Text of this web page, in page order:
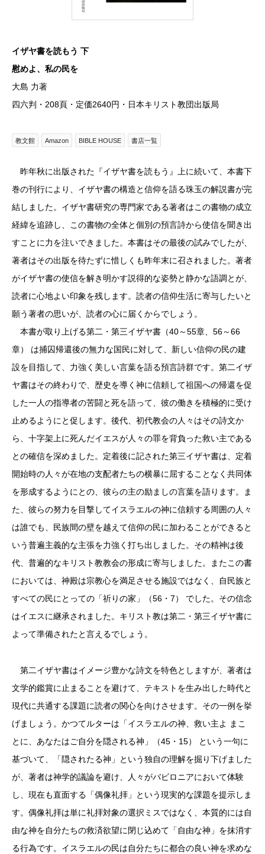
イザヤ書を読もう 下
慰めよ、私の民を
大島 力著
四六判・208頁・定価2640円・日本キリスト教団出版局
教文館 Amazon BIBLE HOUSE 書店一覧
昨年秋に出版された『イザヤ書を読もう』上に続いて、本書下
巻の刊行により、イザヤ書の構造と信仰を語る珠玉の解説書が完
結しました。イザヤ書研究の専門家である著者はこの書物の成立
経緯を追跡し、この書物の全体と個別の預言詩から使信を聞き出
すことに力を注いできました。本書はその最後の試みでしたが、
著者はその出版を待たずに惜しくも昨年末に召されました。著者
がイザヤ書の使信を解き明かす説得的な姿勢と静かな語調とが、
読者に心地よい印象を残します。読者の信仰生活に寄与したいと
願う著者の思いが、読者の心に届くからでしょう。
本書が取り上げる第二・第三イザヤ書（40～55章、56～66
章） は捕囚帰還後の無力な国民に対して、新しい信仰の民の建
設を目指して、力強く美しい言葉を語る預言詩群です。第二イザ
ヤ書はその終わりで、歴史を導く神に信頼して祖国への帰還を促
した一人の指導者の苦闘と死を語って、彼の働きを積極的に受け
止めるようにと促します。後代、初代教会の人々はその詩文か
ら、十字架上に死んだイエスが人々の罪を背負った救い主である
との確信を深めました。定着後に記された第三イザヤ書は、定着
開始時の人々が在地の支配者たちの横暴に屈することなく共同体
を形成するようにとの、彼らの主の励ましの言葉を語ります。ま
た、彼らの努力を目撃してイスラエルの神に信頼する周囲の人々
は誰でも、民族間の壁を越えて信仰の民に加わることができると
いう普遍主義的な主張を力強く打ち出しました。その精神は後
代、普遍的なキリスト教教会の形成に寄与しました。またこの書
においては、神殿は宗教心を満足させる施設ではなく、自民族と
すべての民にとっての「祈りの家」（56・7） でした。その信念
はイエスに継承されました。キリスト教は第二・第三イザヤ書に
よって準備されたと言えるでしょう。
第二イザヤ書はイメージ豊かな詩文を特色としますが、著者は
文学的鑑賞に止まることを避けて、テキストを生み出した時代と
現代に共通する課題に読者の関心を向けさせます。その一例を挙
げましょう。かつてルターは「イスラエルの神、救い主よ まこ
とに、あなたはご自分を隠される神」（45・15） という一句に
基づいて、「隠されたる神」という独自の理解を掘り下げました
が、著者は神学的議論を避け、人々がバビロニアにおいて体験
し、現在も直面する「偶像礼拝」という現実的な課題を提示しま
す。偶像礼拝は単に礼拝対象の選択ミスではなく、本質的には自
由な神を自分たちの救済欲望に閉じ込めて「自由な神」を抹消す
る行為です。イスラエルの民は自分たちに都合の良い神を求めな